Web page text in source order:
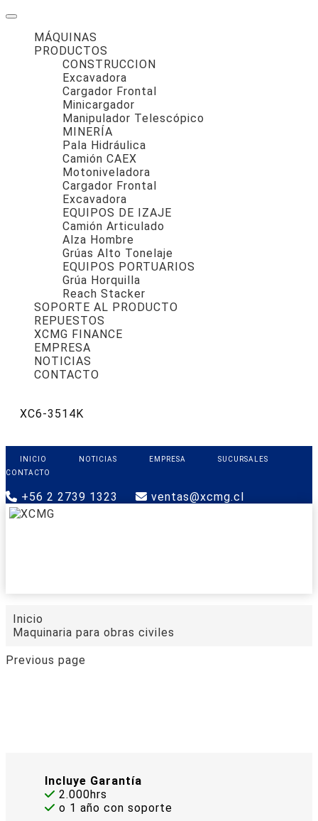
MÁQUINAS
PRODUCTOS
CONSTRUCCION
Excavadora
Cargador Frontal
Minicargador
Manipulador Telescópico
MINERÍA
Pala Hidráulica
Camión CAEX
Motoniveladora
Cargador Frontal
Excavadora
EQUIPOS DE IZAJE
Camión Articulado
Alza Hombre
Grúas Alto Tonelaje
EQUIPOS PORTUARIOS
Grúa Horquilla
Reach Stacker
SOPORTE AL PRODUCTO
REPUESTOS
XCMG FINANCE
EMPRESA
NOTICIAS
CONTACTO
XC6-3514K
INICIO NOTICIAS EMPRESA
SUCURSALES
CONTACTO
+56 2 2739 1323 ventas@xcmg.cl
Inicio
Maquinaria para obras civiles
Previous page
Incluye Garantía
2.000hrs
o 1 año con soporte